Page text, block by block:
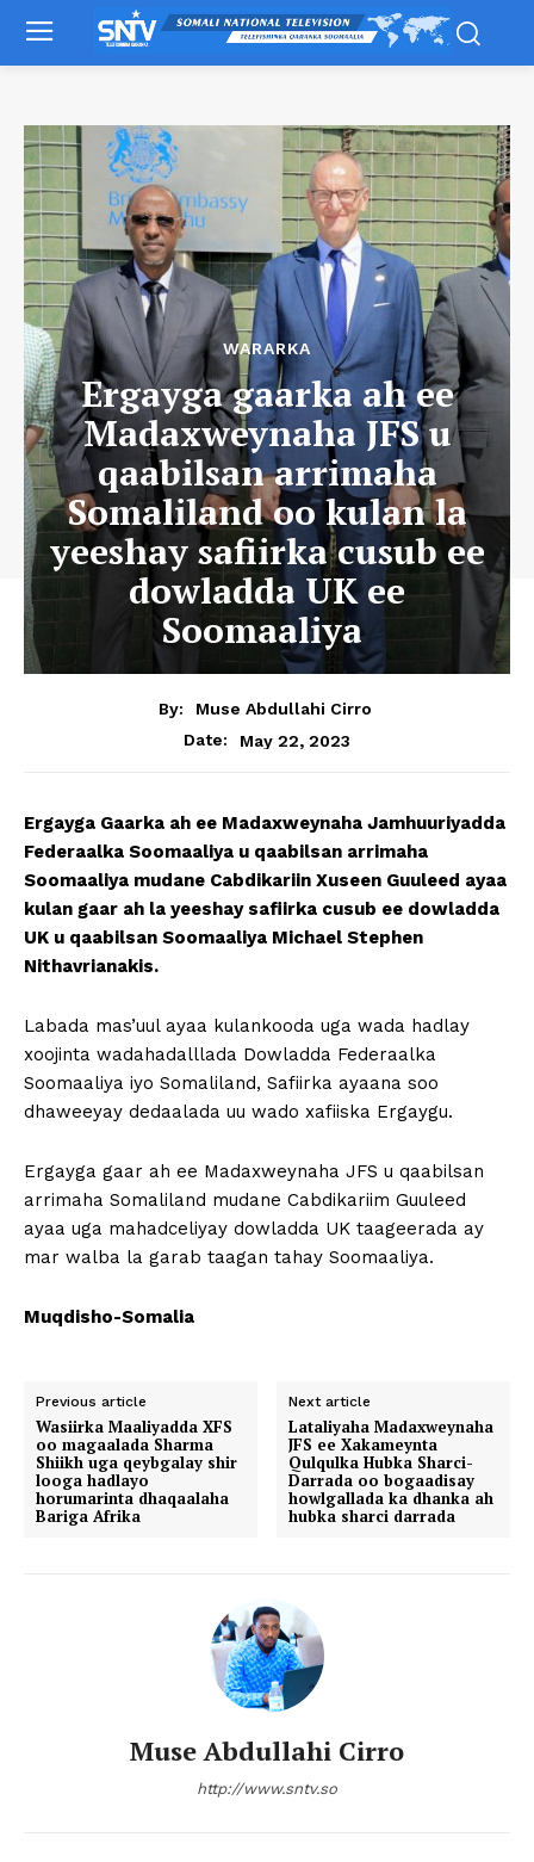
WARARKA
Ergayga gaarka ah ee
Madaxweynaha JFS u
qaabilsan arrimaha
Somaliland oo kulan la
yeeshay safiirka cusub ee
dowladda UK ee
Soomaaliya
By:
Muse Abdullahi Cirro
Date:
May 22, 2023
Ergayga Gaarka ah ee Madaxweynaha Jamhuuriyadda
Federaalka Soomaaliya u qaabilsan arrimaha
Soomaaliya mudane Cabdikariin Xuseen Guuleed ayaa
kulan gaar ah la yeeshay safiirka cusub ee dowladda
UK u qaabilsan Soomaaliya Michael Stephen
Nithavrianakis.
Labada mas’uul ayaa kulankooda uga wada hadlay
xoojinta wadahadalllada Dowladda Federaalka
Soomaaliya iyo Somaliland, Safiirka ayaana soo
dhaweeyay dedaalada uu wado xafiiska Ergaygu.
Ergayga gaar ah ee Madaxweynaha JFS u qaabilsan
arrimaha Somaliland mudane Cabdikariim Guuleed
ayaa uga mahadceliyay dowladda UK taageerada ay
mar walba la garab taagan tahay Soomaaliya.
Muqdisho-Somalia
Previous article
Wasiirka Maaliyadda XFS
oo magaalada Sharma
Shiikh uga qeybgalay shir
looga hadlayo
horumarinta dhaqaalaha
Bariga Afrika
Next article
Lataliyaha Madaxweynaha
JFS ee Xakameynta
Qulqulka Hubka Sharci-
Darrada oo bogaadisay
howlgallada ka dhanka ah
hubka sharci darrada
Muse Abdullahi Cirro
http://www.sntv.so